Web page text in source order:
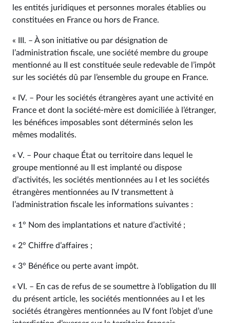
les entités juridiques et personnes morales établies ou
constituées en France ou hors de France.
« III. – À son initiative ou par désignation de
l’administration fiscale, une société membre du groupe
mentionné au II est constituée seule redevable de l’impôt
sur les sociétés dû par l’ensemble du groupe en France.
« IV. – Pour les sociétés étrangères ayant une activité en
France et dont la société-mère est domiciliée à l’étranger,
les bénéfices imposables sont déterminés selon les
mêmes modalités.
« V. – Pour chaque État ou territoire dans lequel le
groupe mentionné au II est implanté ou dispose
d’activités, les sociétés mentionnées au I et les sociétés
étrangères mentionnées au IV transmettent à
l’administration fiscale les informations suivantes :
« 1° Nom des implantations et nature d’activité ;
« 2° Chiffre d’affaires ;
« 3° Bénéfice ou perte avant impôt.
« VI. – En cas de refus de se soumettre à l’obligation du III
du présent article, les sociétés mentionnées au I et les
sociétés étrangères mentionnées au IV font l’objet d’une